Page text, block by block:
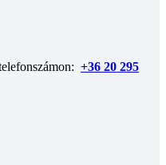
+36 20 295